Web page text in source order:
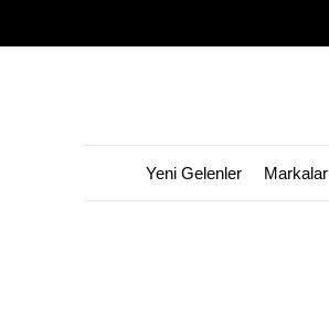
Yeni Gelenler Markalar